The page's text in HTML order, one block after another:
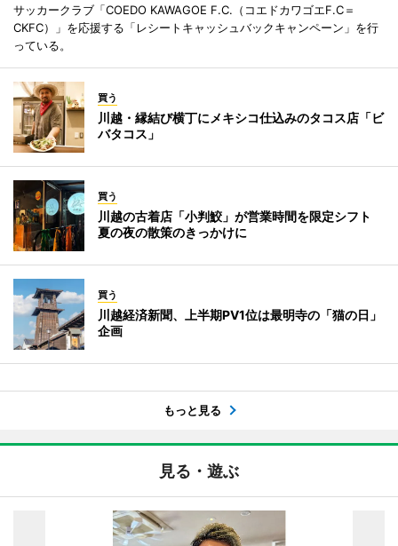
サッカークラブ「COEDO KAWAGOE F.C.（コエドカワゴエF.C＝
CKFC）」を応援する「レシートキャッシュバックキャンペーン」を行
っている。
買う
川越・縁結び横丁にメキシコ仕込みのタコス店「ビ
バタコス」
買う
川越の古着店「小判鮫」が営業時間を限定シフト
夏の夜の散策のきっかけに
買う
川越経済新聞、上半期PV1位は最明寺の「猫の日」
企画
もっと見る
見る・遊ぶ